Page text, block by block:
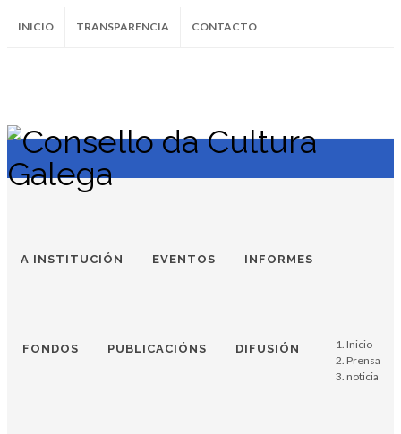
INICIO TRANSPARENCIA CONTACTO
InstagramFacebookTwitter Soundcloud
Youtube
A INSTITUCIÓN EVENTOS INFORMES
FONDOS PUBLICACIÓNS DIFUSIÓN
Inicio
Prensa
noticia